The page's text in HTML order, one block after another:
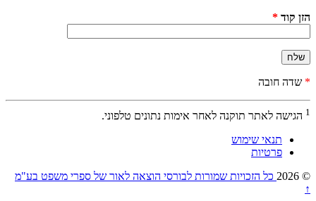
הזן קוד *
* שדה חובה
1 הגישה לאתר תוקנה לאחר אימות נתונים טלפוני.
תנאי שימוש
פרטיות
© 2026
כל הזכויות שמורות לבורסי הוצאה לאור של ספרי משפט בע"מ
↑